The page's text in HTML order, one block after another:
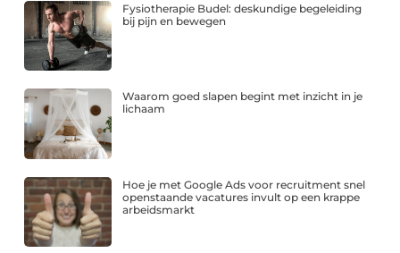
Fysiotherapie Budel: deskundige begeleiding
bij pijn en bewegen
Waarom goed slapen begint met inzicht in je
lichaam
Hoe je met Google Ads voor recruitment snel
openstaande vacatures invult op een krappe
arbeidsmarkt